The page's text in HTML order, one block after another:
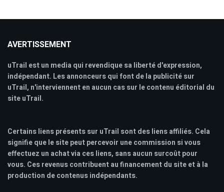
AVERTISSEMENT
uTrail est un media qui revendique sa liberté d'expression,
indépendant. Les annonceurs qui font de la publicité sur
uTrail, n'interviennent en aucun cas sur le contenu éditorial du
site uTrail.
Certains liens présents sur uTrail sont des liens affiliés. Cela
signifie que le site peut percevoir une commission si vous
effectuez un achat via ces liens, sans aucun surcoût pour
vous. Ces revenus contribuent au financement du site et à la
production de contenus indépendants.